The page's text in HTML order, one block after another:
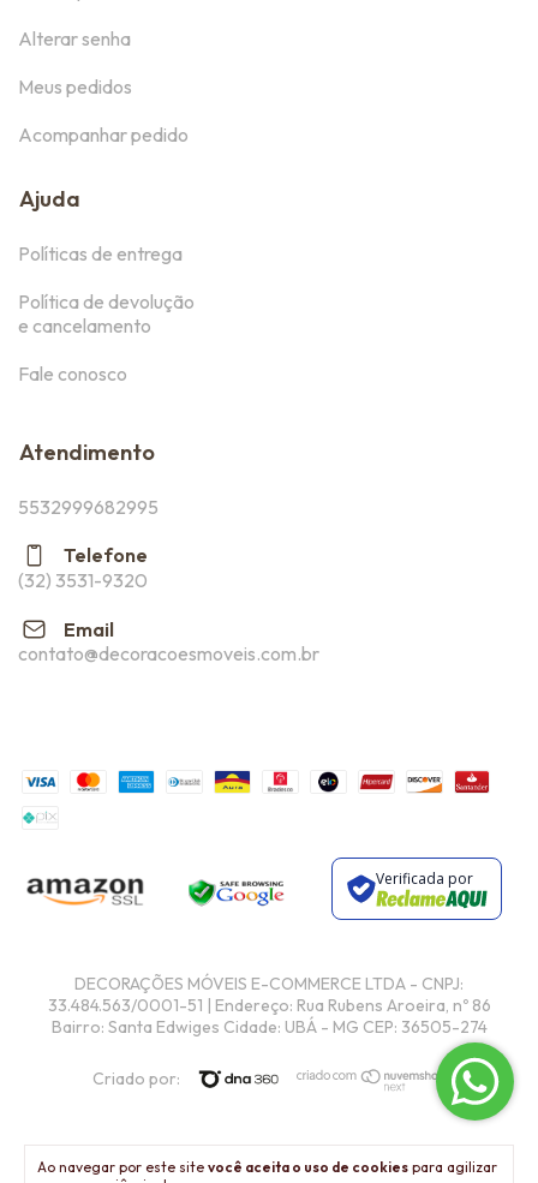
Ao navegar por este site você aceita o uso de cookies para agilizar
Alterar senha
Meus pedidos
Acompanhar pedido
Ajuda
Políticas de entrega
Política de devolução
e cancelamento
Fale conosco
Atendimento
5532999682995
Telefone
(32) 3531-9320
Email
contato@decoracoesmoveis.com.br
Verificada por
Criado por: